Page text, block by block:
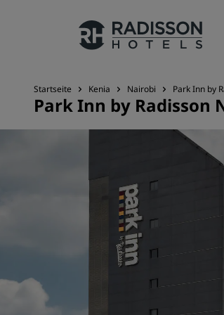
Unsere Marken
Startseite Kenia Nairobi Park Inn by
Park Inn by Radisson